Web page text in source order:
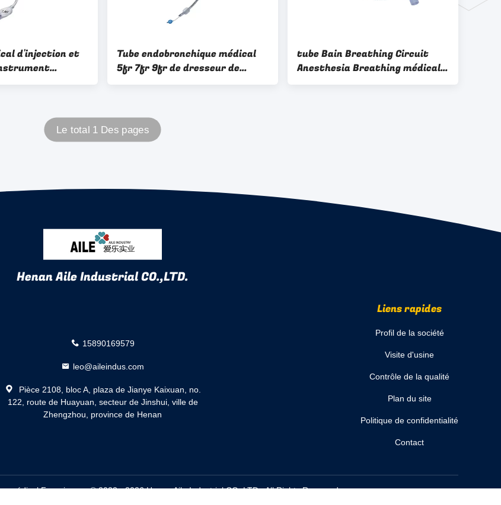
d'injection et
9fr Hôpital
Tube endobronchique médical
5fr 7fr 9fr de dresseur de
cathéter à usage unique
tube Bain Breathing Circuit
Anesthesia Breathing médical
Bain Circuit de 1.5m
Le total 1 Des pages
Henan Aile Industrial CO.,LTD.
15890169579
leo@aileindus.com
Pièce 2108, bloc A, plaza de Jianye Kaixuan, no.
122, route de Huayuan, secteur de Jinshui, ville de
Zhengzhou, province de Henan
Liens rapides
Profil de la société
Visite d'usine
Contrôle de la qualité
Plan du site
Politique de confidentialité
Contact
médical Fournisseur. © 2023 - 2026 Henan Aile Industrial CO.,LTD.. All Rights Reserved.